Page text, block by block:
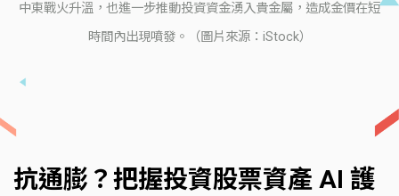
中東戰火升溫，也進一步推動投資資金湧入貴金屬，造成金價在短
時間內出現噴發。（圖片來源：iStock）
抗通膨？把握投資股票資產 AI 護